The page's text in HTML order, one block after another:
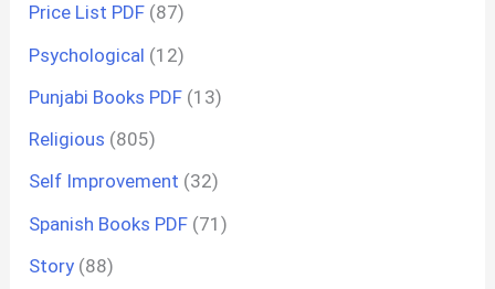
Price List PDF (87)
Psychological (12)
Punjabi Books PDF (13)
Religious (805)
Self Improvement (32)
Spanish Books PDF (71)
Story (88)